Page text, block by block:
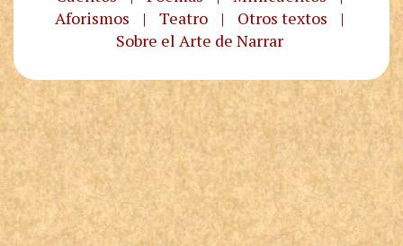
Aforismos
| Teatro | Otros textos
|
Sobre el Arte de Narrar